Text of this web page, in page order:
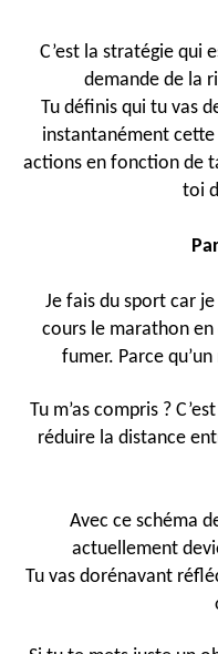
C’est la stratégie qui
demande de la
Tu définis qui tu vas
instantanément
actions en fonction de
toi
Je fais du sport car
cours le marathon en
fumer. Parce
Tu m’as compris ?
réduire la distance
Avec ce schéma
actuellement
Tu vas dorénavant